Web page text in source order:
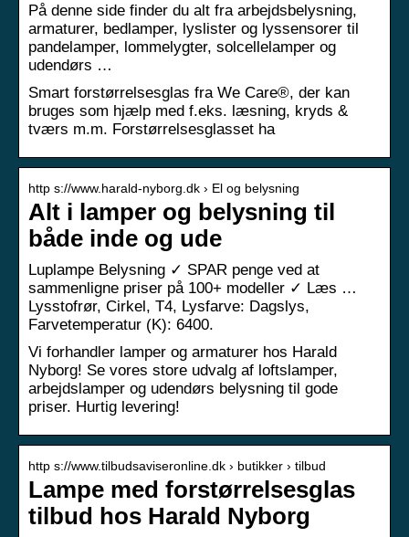
På denne side finder du alt fra arbejdsbelysning,
armaturer, bedlamper, lyslister og lyssensorer til
pandelamper, lommelygter, solcellelamper og
udendørs …
Smart forstørrelsesglas fra We Care®, der kan
bruges som hjælp med f.eks. læsning, kryds &
tværs m.m. Forstørrelsesglasset ha
http s://www.harald-nyborg.dk › El og belysning
Alt i lamper og belysning til
både inde og ude
Luplampe Belysning ✓ SPAR penge ved at
sammenligne priser på 100+ modeller ✓ Læs …
Lysstofrør, Cirkel, T4, Lysfarve: Dagslys,
Farvetemperatur (K): 6400.
Vi forhandler lamper og armaturer hos Harald
Nyborg! Se vores store udvalg af loftslamper,
arbejdslamper og udendørs belysning til gode
priser. Hurtig levering!
http s://www.tilbudsaviseronline.dk › butikker › tilbud
Lampe med forstørrelsesglas
tilbud hos Harald Nyborg